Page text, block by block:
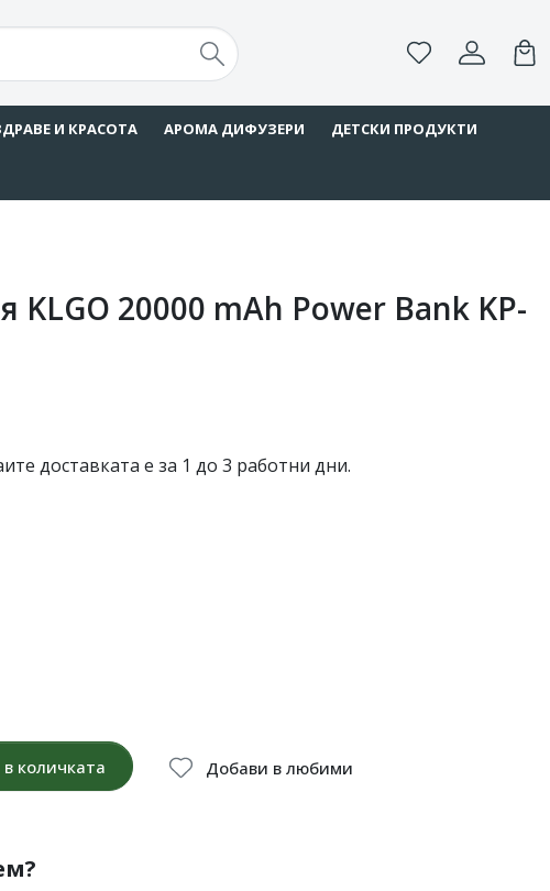
И КРАСОТА АРОМА ДИФУЗЕРИ ДЕТСКИ ПРОДУКТИ
KLGO 20000 mAh Power Bank KP-
доставката е за 1 до 3 работни дни.
количката Добави в любими